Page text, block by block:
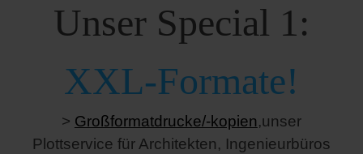
Unser Special 1:
XXL-Formate!
> Großformatdrucke/-kopien,unser
Plottservice für Architekten, Ingenieurbüros